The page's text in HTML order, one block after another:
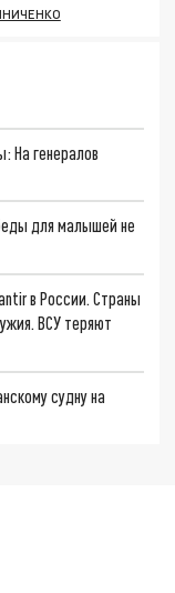
На генералов
для малышей не
в России. Страны
ВСУ теряют
судну на